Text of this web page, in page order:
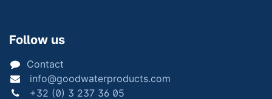
Follow us
Contact
info@goodwaterproducts.com
+32 (0) 3 237 36 05